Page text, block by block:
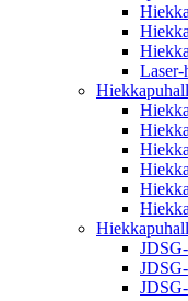
Laser-
JDSG-